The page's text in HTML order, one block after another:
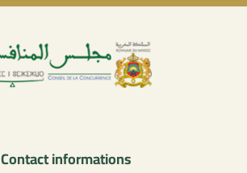
Contact informations